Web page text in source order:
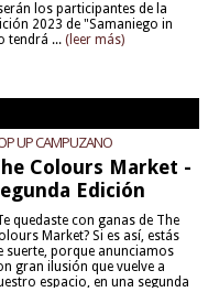
los participantes de la
2023 de "Samaniego in
tendrá ... (leer más)
UP CAMPUZANO
Colours Market -
Edición
quedaste con ganas de The
Market? Si es así, estás
suerte, porque anunciamos
gran ilusión que vuelve a
espacio, en una segunda